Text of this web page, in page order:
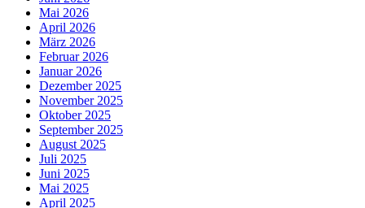
Mai 2026
April 2026
März 2026
Februar 2026
Januar 2026
Dezember 2025
November 2025
Oktober 2025
September 2025
August 2025
Juli 2025
Juni 2025
Mai 2025
April 2025